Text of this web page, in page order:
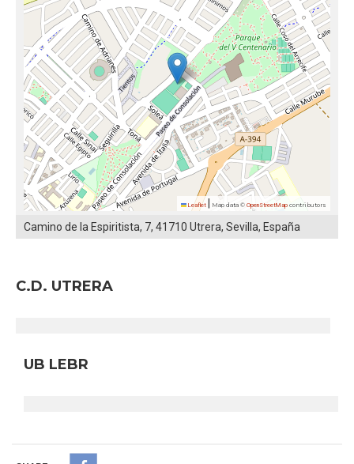
Leaflet Map data © OpenStreetMap contributors
Camino de la Espiritista, 7, 41710 Utrera, Sevilla, España
C.D. UTRERA
UB LEBR